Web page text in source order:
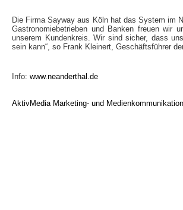
Die Firma Sayway aus Köln hat das System im
Gastronomiebetrieben und Banken freuen wir
unserem Kundenkreis. Wir sind sicher, dass
sein kann“, so Frank Kleinert, Geschäftsführer
Info: www.neanderthal.de
AktivMedia Marketing- und